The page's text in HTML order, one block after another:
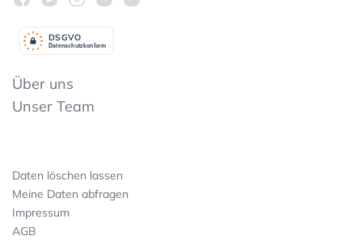
Datenschutzkonform
DSGVO
Über uns
Unser Team
Daten löschen lassen
Meine Daten abfragen
Impressum
AGB